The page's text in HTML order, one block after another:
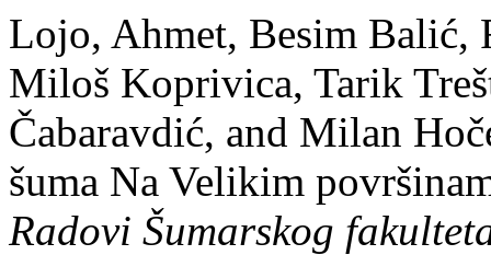
Lojo, Ahmet, Besim Balić,
Miloš Koprivica, Tarik
Čabaravdić, and Milan
šuma Na Velikim
Radovi Šumarskog